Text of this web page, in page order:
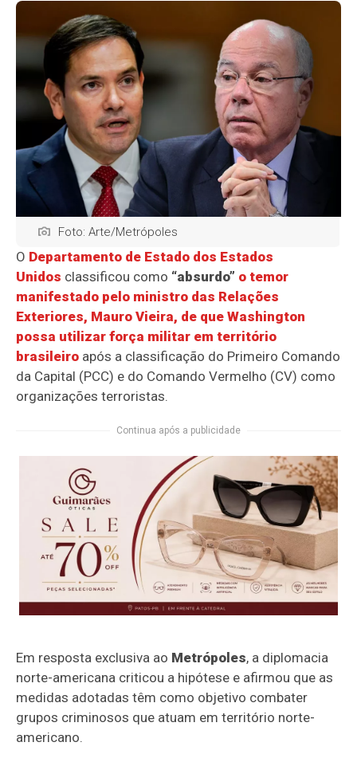
Foto: Arte/Metrópoles
O Departamento de Estado dos Estados
Unidos classificou como “absurdo” o temor
manifestado pelo ministro das Relações
Exteriores, Mauro Vieira, de que Washington
possa utilizar força militar em território
brasileiro após a classificação do Primeiro Comando
da Capital (PCC) e do Comando Vermelho (CV) como
organizações terroristas.
Continua após a publicidade
Em resposta exclusiva ao Metrópoles, a diplomacia
norte-americana criticou a hipótese e afirmou que as
medidas adotadas têm como objetivo combater
grupos criminosos que atuam em território norte-
americano.